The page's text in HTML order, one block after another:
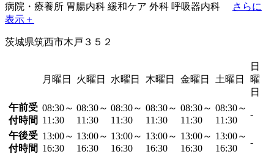
病院・療養所 胃腸内科 緩和ケア 外科 呼吸器内科
さらに
表示＋
茨城県筑西市木戸３５２
月曜日 火曜日 水曜日 木曜日 金曜日 土曜日
日
曜
日
午前受
付時間
08:30～
11:30
08:30～
11:30
08:30～
11:30
08:30～
11:30
08:30～
11:30
08:30～
11:30
-
午後受
付時間
13:00～
16:30
13:00～
16:30
13:00～
16:30
13:00～
16:30
13:00～
16:30
13:00～
16:30
-